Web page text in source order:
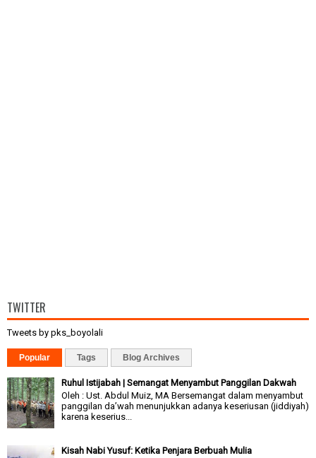
TWITTER
Tweets by pks_boyolali
Popular Tags Blog Archives
Ruhul Istijabah | Semangat Menyambut Panggilan Dakwah
Oleh : Ust. Abdul Muiz, MA Bersemangat dalam menyambut
panggilan da’wah menunjukkan adanya keseriusan (jiddiyah)
karena keserius...
Kisah Nabi Yusuf: Ketika Penjara Berbuah Mulia